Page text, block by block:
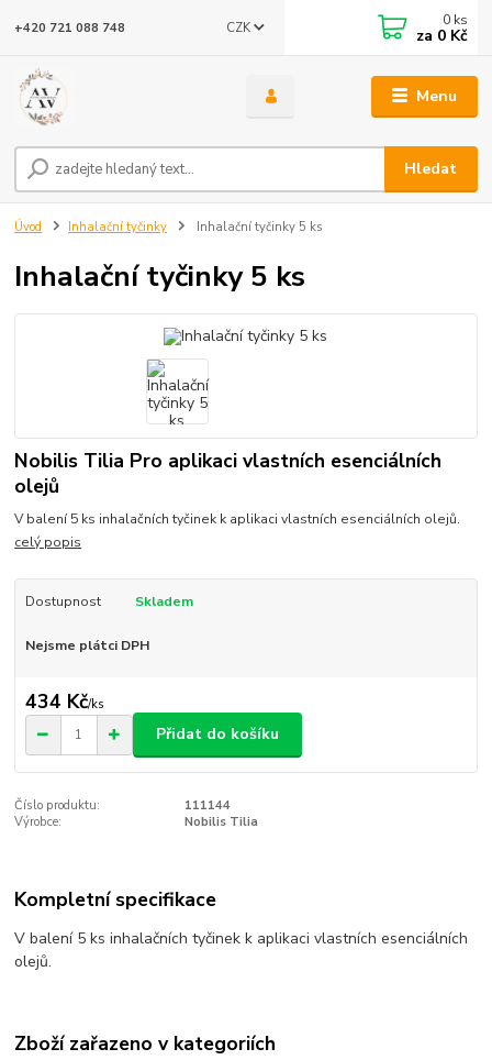
Menu
CZK
Hledat
+420 721 088 748 0 ks
za 0 Kč
Úvod Inhalační tyčinky Inhalační tyčinky 5 ks
Inhalační tyčinky 5 ks
Nobilis Tilia Pro aplikaci vlastních esenciálních
olejů
V balení 5 ks inhalačních tyčinek k aplikaci vlastních esenciálních olejů.
celý popis
Dostupnost Skladem
Nejsme plátci DPH
434 Kč/ks
Přidat do košíku
Číslo produktu:
111144
Výrobce:
Nobilis Tilia
Kompletní specifikace
V balení 5 ks inhalačních tyčinek k aplikaci vlastních esenciálních
olejů.
Zboží zařazeno v kategoriích